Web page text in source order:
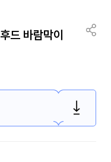
드 바람막이